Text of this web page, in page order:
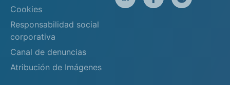
Cookies
Responsabilidad social
corporativa
Canal de denuncias
Atribución de Imágenes